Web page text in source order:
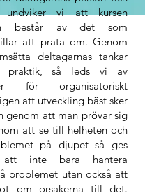
undviker vi att kursen
består av det som
att prata om. Genom
deltagarnas tankar
så leds vi av
för organisatoriskt
att utveckling bäst sker
genom att man prövar sig
att se till helheten och
på djupet så ges
att inte bara hantera
problemet utan också att
om orsakerna till det.